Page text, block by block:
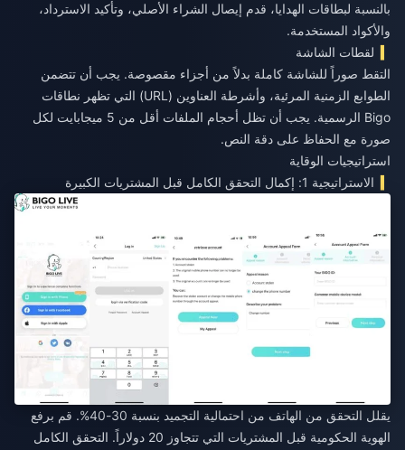
بالنسبة لبطاقات الهدايا، قدم إيصال الشراء الأصلي، وتأكيد الاسترداد،
والأكواد المستخدمة.
لقطات الشاشة
التقط صوراً للشاشة كاملة بدلاً من أجزاء مقصوصة. يجب أن تتضمن
الطوابع الزمنية المرئية، وأشرطة العناوين (URL) التي تظهر نطاقات
Bigo الرسمية. يجب أن تظل أحجام الملفات أقل من 5 ميجابايت لكل
صورة مع الحفاظ على دقة النص.
استراتيجيات الوقاية
الاستراتيجية 1: إكمال التحقق الكامل قبل المشتريات الكبيرة
يقلل التحقق من الهاتف من احتمالية التجميد بنسبة 30-40%. قم برفع
الهوية الحكومية قبل المشتريات التي تتجاوز 20 دولاراً. التحقق الكامل